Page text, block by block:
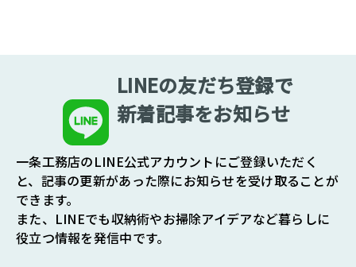
LINEの友だち登録で
新着記事をお知らせ
一条工務店のLINE公式アカウントにご登録いただく
と、記事の更新があった際にお知らせを受け取ることが
できます。
また、LINEでも収納術やお掃除アイデアなど暮らしに
役立つ情報を発信中です。